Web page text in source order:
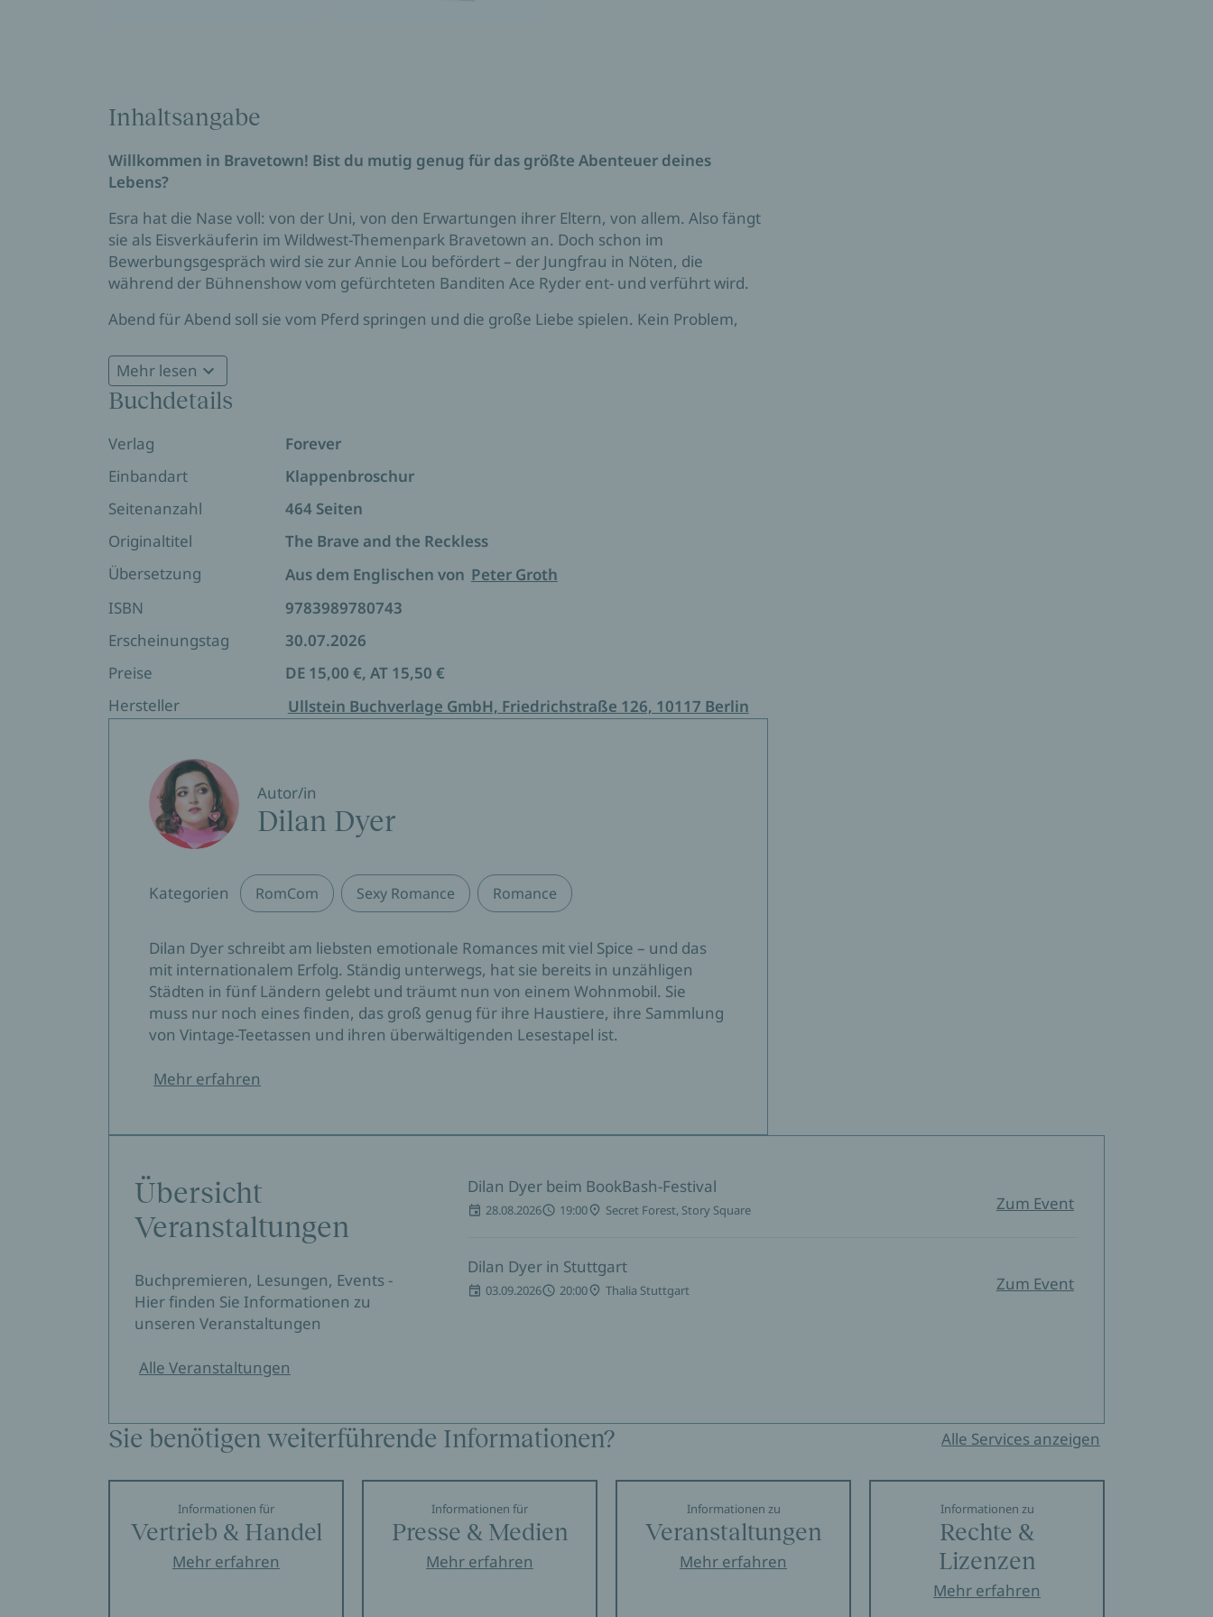
Inhaltsangabe
Willkommen in Bravetown! Bist du mutig genug für das größte Abenteuer deines
Lebens?
Esra hat die Nase voll: von der Uni, von den Erwartungen ihrer Eltern, von allem. Also fängt
sie als Eisverkäuferin im Wildwest-Themenpark Bravetown an. Doch schon im
Bewerbungsgespräch wird sie zur Annie Lou befördert – der Jungfrau in Nöten, die
während der Bühnenshow vom gefürchteten Banditen Ace Ryder ent- und verführt wird.
Abend für Abend soll sie vom Pferd springen und die große Liebe spielen. Kein Problem,
ganz anders als Esra. Auf der Bühne begeistern sie das Publikum, aber hinter dem Vorhang
liefern sie sich erbitterte Wortgefechte. Doch je öfter sie gemeinsam im Sattel sitzen, desto
mehr verschwimmen die Grenzen zwischen Show und Wirklichkeit …
Diese spicy RomCom entführt dich in einen Wildwest-Themenpark voller Cowboys,
Mit den Tropen:
Cowboy Romance
Workplace Romance
Haters to Lovers
Found Family
Mehr lesen
Buchdetails
Verlag
Forever
Einbandart
Klappenbroschur
Seitenanzahl
464 Seiten
Originaltitel
The Brave and the Reckless
Übersetzung
Aus dem Englischen von Peter Groth
ISBN
9783989780743
Erscheinungstag
30.07.2026
Preise
DE 15,00 €, AT 15,50 €
Hersteller
Ullstein Buchverlage GmbH, Friedrichstraße 126, 10117 Berlin
Autor/in
Dilan Dyer
Kategorien RomCom Sexy Romance Romance
Dilan Dyer schreibt am liebsten emotionale Romances mit viel Spice – und das
mit internationalem Erfolg. Ständig unterwegs, hat sie bereits in unzähligen
Städten in fünf Ländern gelebt und träumt nun von einem Wohnmobil. Sie
muss nur noch eines finden, das groß genug für ihre Haustiere, ihre Sammlung
von Vintage-Teetassen und ihren überwältigenden Lesestapel ist.
Mehr erfahren
Übersicht
Veranstaltungen
Buchpremieren, Lesungen, Events -
Hier finden Sie Informationen zu
unseren Veranstaltungen
Alle Veranstaltungen
Dilan Dyer beim BookBash-Festival
28.08.2026 19:00 Secret Forest, Story Square Zum Event
Dilan Dyer in Stuttgart
03.09.2026 20:00 Thalia Stuttgart Zum Event
Sie benötigen weiterführende Informationen? Alle Services anzeigen
Informationen für
Vertrieb & Handel
Mehr erfahren
Informationen für
Presse & Medien
Mehr erfahren
Informationen zu
Veranstaltungen
Mehr erfahren
Informationen zu
Rechte &
Lizenzen
Mehr erfahren